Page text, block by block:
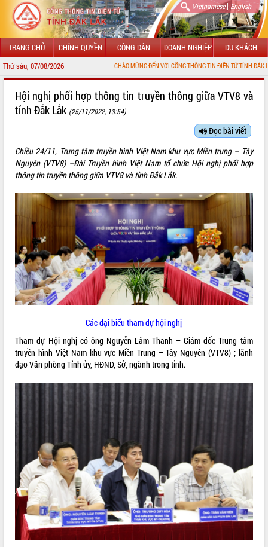
Vietnamese| English
TRANG CHỦ CHÍNH QUYỀN CÔNG DÂN DOANH NGHIỆP DU KHÁCH
Thứ sáu, 07/08/2026 CHÀO MỪNG ĐẾN VỚI CỔNG THÔNG TIN ĐIỆN TỬ TỈNH ĐẮK LẮK
LÃNH ĐẠO UBND TỈNH
SỞ, BAN, NGÀNH
THÔNG TIN CHỈ ĐẠO ĐIỀU HÀNH
HỆ THỐNG VĂN BẢN
VĂN BẢN HĐND TỈNH
ĐIỂM TIN VĂN BẢN
Hội nghị phối hợp thông tin truyền thông giữa VTV8 và
tỉnh Đắk Lắk (25/11/2022, 13:54)
Đọc bài viết
Chiều 24/11, Trung tâm truyền hình Việt Nam khu vực Miền trung – Tây
Nguyên (VTV8) –Đài Truyền hình Việt Nam tổ chức Hội nghị phối hợp
thông tin truyền thông giữa VTV8 và tỉnh Đắk Lắk.
Các đại biểu tham dự hội nghị
Tham dự Hội nghị có ông Nguyễn Lâm Thanh – Giám đốc Trung tâm
truyền hình Việt Nam khu vực Miền Trung – Tây Nguyên (VTV8) ; lãnh
đạo Văn phòng Tỉnh ủy, HĐND, Sở, ngành trong tỉnh.